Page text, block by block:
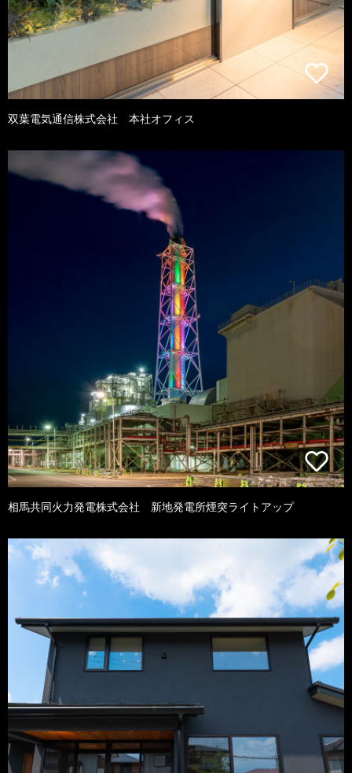
双葉電気通信株式会社 本社オフィス
相馬共同火力発電株式会社 新地発電所煙突ライトアップ